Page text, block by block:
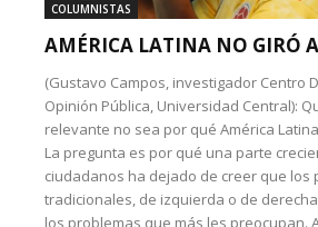
COLUMNISTAS
AMÉRICA LATINA NO GIRÓ
(Gustavo Campos, investigador Centro
Opinión Pública, Universidad Central):
relevante no sea por qué América
La pregunta es por qué una parte
ciudadanos ha dejado de creer que los
tradicionales, de izquierda o de
los problemas que más les preocupan.